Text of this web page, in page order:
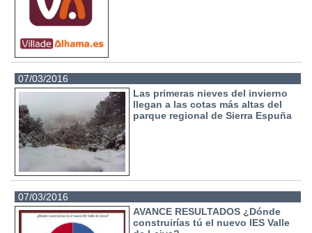
07/03/2016
Las primeras nieves del invierno
llegan a las cotas más altas del
parque regional de Sierra Espuña
07/03/2016
AVANCE RESULTADOS ¿Dónde
construirías tú el nuevo IES Valle